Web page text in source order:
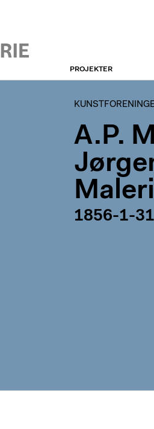
PROJEKTER
A.P.
1856-1-31